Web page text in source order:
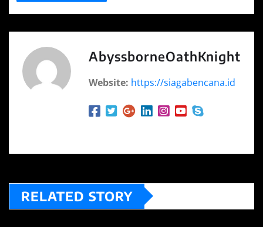
AbyssborneOathKnight
Website: https://siagabencana.id
RELATED STORY